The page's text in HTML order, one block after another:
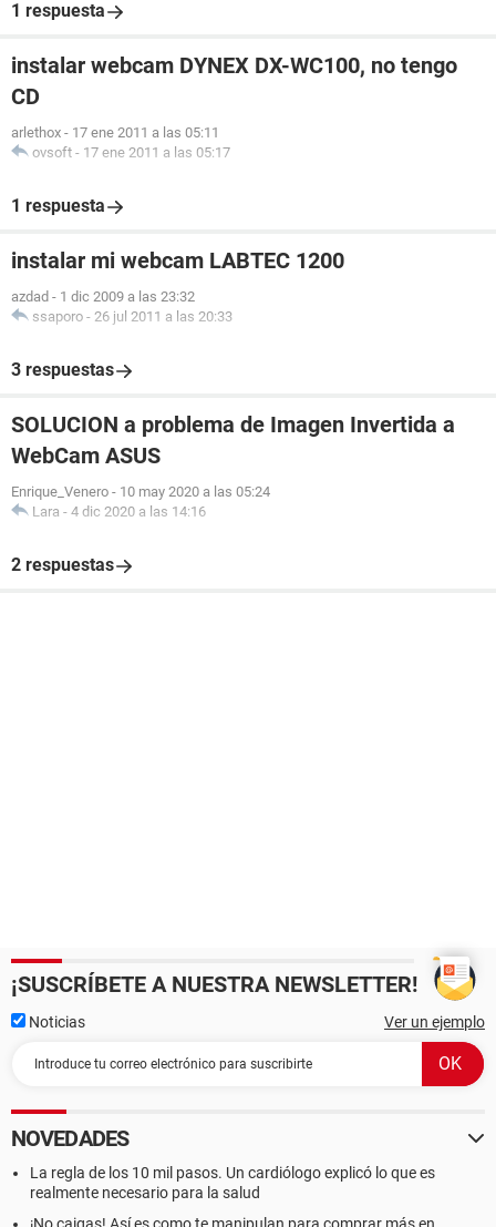
1 respuesta
instalar webcam DYNEX DX-WC100, no tengo
CD
arlethox - 17 ene 2011 a las 05:11
ovsoft - 17 ene 2011 a las 05:17
1 respuesta
instalar mi webcam LABTEC 1200
azdad - 1 dic 2009 a las 23:32
ssaporo - 26 jul 2011 a las 20:33
3 respuestas
SOLUCION a problema de Imagen Invertida a
WebCam ASUS
Enrique_Venero - 10 may 2020 a las 05:24
Lara - 4 dic 2020 a las 14:16
2 respuestas
¡SUSCRÍBETE A NUESTRA NEWSLETTER!
Noticias Ver un ejemplo
NOVEDADES
La regla de los 10 mil pasos. Un cardiólogo explicó lo que es
realmente necesario para la salud